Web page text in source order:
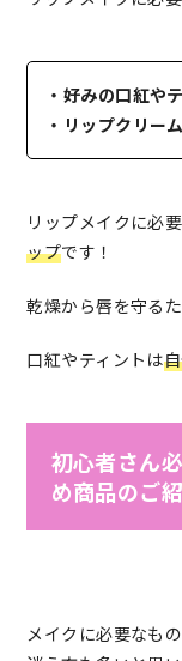
・好みの口紅や
・リップクリーム
リップメイクに必
ップです！
乾燥から唇を守る
口紅やティントは
初心者さん
め商品のご
メイクに必要なも